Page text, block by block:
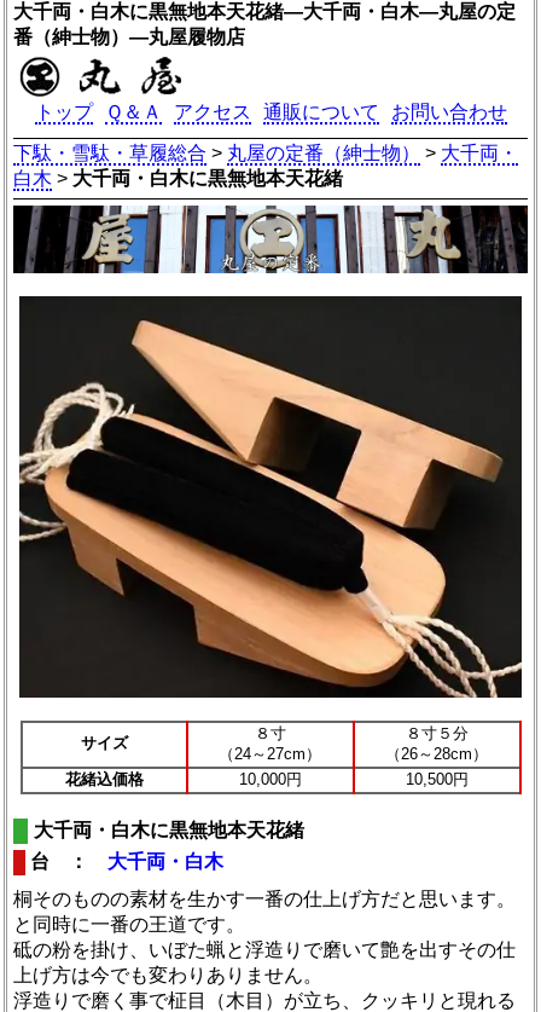
大千両・白木に黒無地本天花緒―大千両・白木―丸屋の定
番（紳士物）―丸屋履物店
トップ Ｑ＆Ａ アクセス 通販について
お問い合わせ
下駄・雪駄・草履総合 > 丸屋の定番（紳士物） > 大千両・
白木 > 大千両・白木に黒無地本天花緒
サイズ
８寸
（24～27cm）
８寸５分
（26～28cm）
花緒込価格
10,000円 10,500円
大千両・白木に黒無地本天花緒
台 ： 大千両・白木
桐そのものの素材を生かす一番の仕上げ方だと思います。
と同時に一番の王道です。
砥の粉を掛け、いぼた蝋と浮造りで磨いて艶を出すその仕
上げ方は今でも変わりありません。
浮造りで磨く事で柾目（木目）が立ち、クッキリと現れる